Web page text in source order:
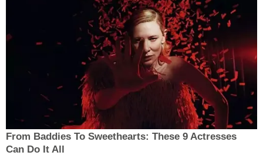
From Baddies To Sweethearts: These 9 Actresses
Can Do It All